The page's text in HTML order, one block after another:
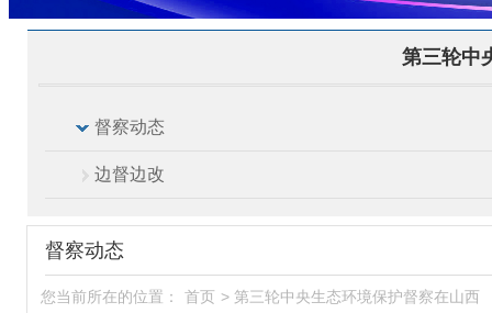
第三轮中
督察动态
边督边改
督察动态
您当前所在的位置： 首页 > 第三轮中央生态环境保护督察在山西